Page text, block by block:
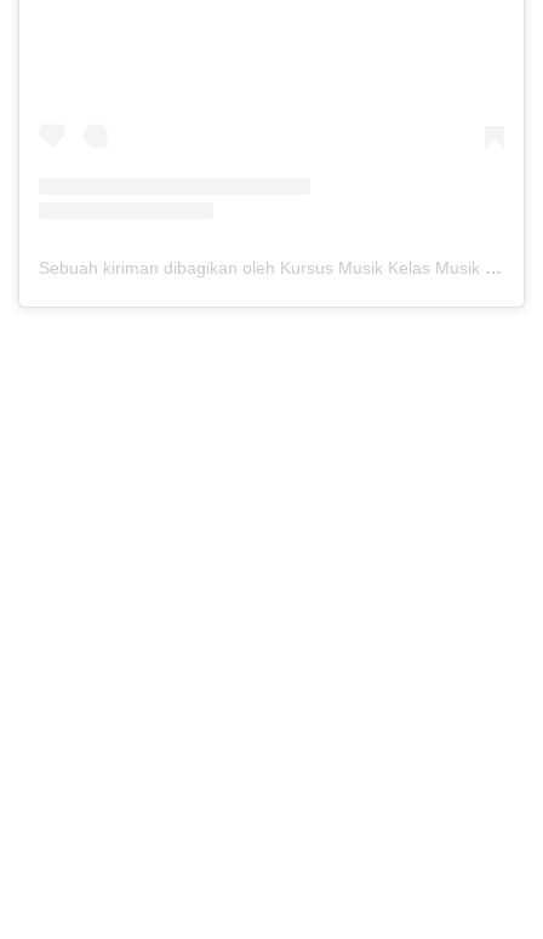
Sebuah kiriman dibagikan oleh Kursus Musik Kelas Musik (@kelasmusik)